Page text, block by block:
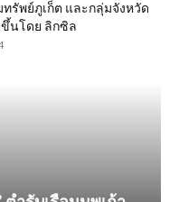
รัพย์ภูเก็ต และกลุ่มจังหวัด
นโดย ลิกซิล